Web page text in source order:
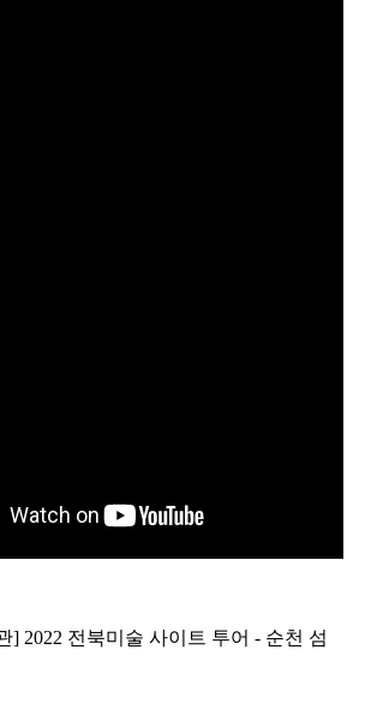
] 2022 전북미술 사이트 투어 - 순천 섬